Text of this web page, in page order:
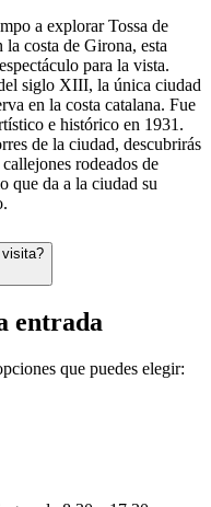
a explorar Tossa de
la costa de Girona, esta
para la vista.
siglo XIII, la única ciudad
en la costa catalana. Fue
e histórico en 1931.
de la ciudad, descubrirás
rodeados de
que da a la ciudad su
entrada
que puedes elegir: